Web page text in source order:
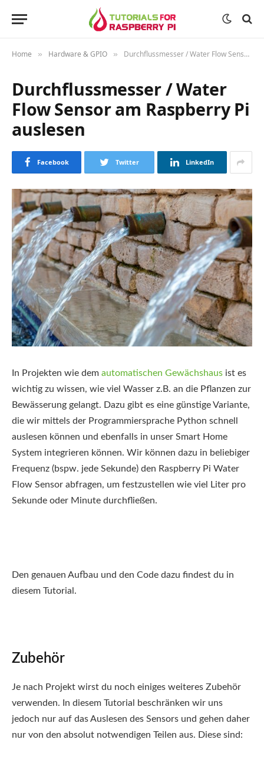
Home » Hardware & GPIO » Durchflussmesser / Water Flow Sensor am Raspberry Pi auslesen
Durchflussmesser / Water
Flow Sensor am Raspberry Pi
auslesen
Facebook Twitter LinkedIn
In Projekten wie dem automatischen Gewächshaus ist es
wichtig zu wissen, wie viel Wasser z.B. an die Pflanzen zur
Bewässerung gelangt. Dazu gibt es eine günstige Variante,
die wir mittels der Programmiersprache Python schnell
auslesen können und ebenfalls in unser Smart Home
System integrieren können. Wir können dazu in beliebiger
Frequenz (bspw. jede Sekunde) den Raspberry Pi Water
Flow Sensor abfragen, um festzustellen wie viel Liter pro
Sekunde oder Minute durchfließen.
Den genauen Aufbau und den Code dazu findest du in
diesem Tutorial.
Zubehör
Je nach Projekt wirst du noch einiges weiteres Zubehör
verwenden. In diesem Tutorial beschränken wir uns
jedoch nur auf das Auslesen des Sensors und gehen daher
nur von den absolut notwendigen Teilen aus. Diese sind: